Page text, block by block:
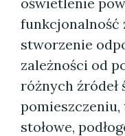
funkcjonalność
stworzenie
zależności od
różnych źródeł
stołowe,